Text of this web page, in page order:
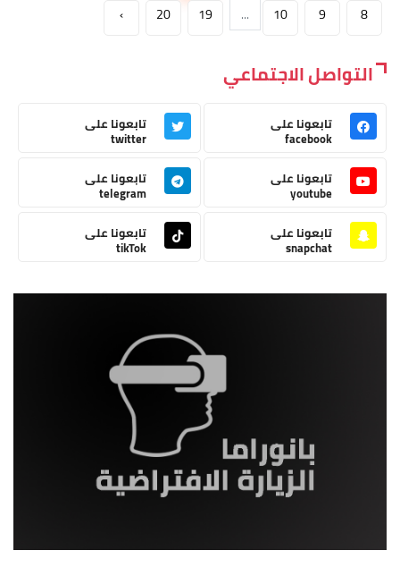
8
9
10
...
19
20
›
التواصل الاجتماعي
تابعونا على
facebook
تابعونا على
twitter
تابعونا على
youtube
تابعونا على
telegram
تابعونا على
snapchat
تابعونا على
tikTok